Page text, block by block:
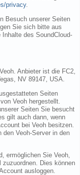
privacy.
Besuch unserer Seiten
Sie sich bitte aus
Inhalte des SoundCloud-
Anbieter ist die FC2,
NV 89147, USA.
Seiten
Veoh hergestellt.
Seiten Sie besucht
gilt auch dann, wenn
bei Veoh besitzen.
den Veoh-Server in den
ermöglichen Sie Veoh,
zuzuordnen. Dies können
ausloggen.